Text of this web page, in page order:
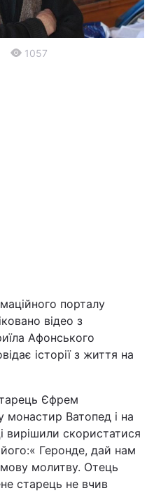
Харків
Наука
1057
порталу
відео з
Афонського
історії з життя на
Єфрем
монастир Ватопед і на
вирішили скористатися
Геронде, дай нам
молитву. Отець
старець не вчив